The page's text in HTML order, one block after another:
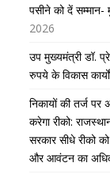
पसीने को दें सम्मान-
2026
उप मुख्यमंत्री डॉ.
रुपये के विकास
निकायों की तर्ज
करेगा रीको:
सरकार सीधे रीको
और आवंटन का